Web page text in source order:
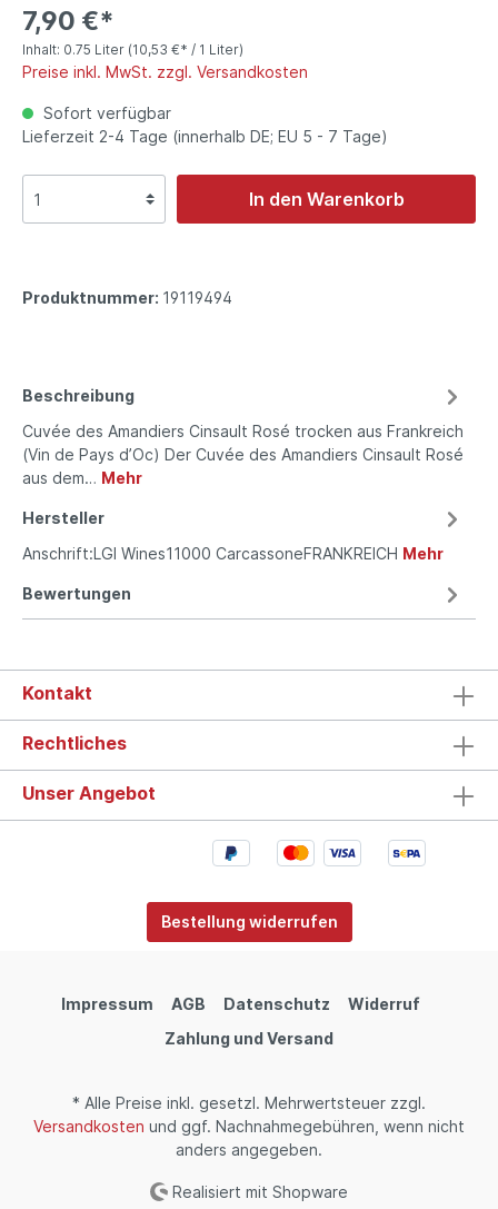
7,90 €*
Inhalt: 0.75 Liter (10,53 €* / 1 Liter)
Preise inkl. MwSt. zzgl. Versandkosten
Sofort verfügbar
Lieferzeit 2-4 Tage (innerhalb DE; EU 5 - 7 Tage)
In den Warenkorb
Produktnummer: 19119494
Beschreibung
Cuvée des Amandiers Cinsault Rosé trocken aus Frankreich
(Vin de Pays d’Oc) Der Cuvée des Amandiers Cinsault Rosé
aus dem… Mehr
Hersteller
Anschrift:LGI Wines11000 CarcassoneFRANKREICH Mehr
Bewertungen
Kontakt
Rechtliches
Unser Angebot
Bestellung widerrufen
Impressum AGB Datenschutz
Widerruf
Zahlung und Versand
* Alle Preise inkl. gesetzl. Mehrwertsteuer zzgl.
Versandkosten und ggf. Nachnahmegebühren, wenn nicht
anders angegeben.
Realisiert mit Shopware